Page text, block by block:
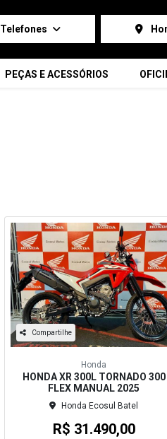
Telefones
PEÇAS E ACESSÓRIOS
Compartilhe
Honda
HONDA XR 300L TORNADO 300
FLEX MANUAL 2025
Honda Ecosul Batel
R$ 31.490,00